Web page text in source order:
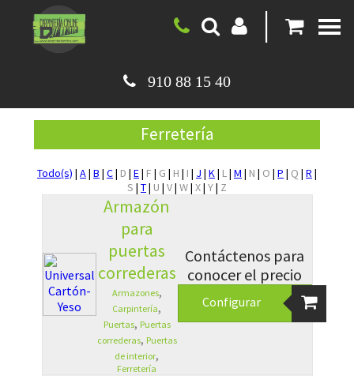
|
910 88 15 40
Ferretería
Todo(s) | A| B | C| D | E| F | G | H | I | J | K| L| M | N | O | P | Q | R |
S | T| U | V| W| X| Y| Z
Armazón
para
puertas
correderas
Armazones,
Carpintería,
Puertas, Puertas
correderas, Puertas
de interior,
Ferretería
Contáctenos para
conocer el precio
Configurar